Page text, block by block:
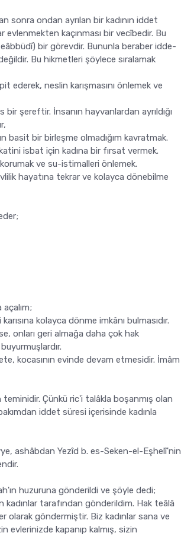
sonra ondan ayrılan bir kadının iddet
evlenmekten kaçınması bir vecîbedir. Bu
bir görevdir. Bununla beraber idde-
Bu hikmet­leri şöylece sıralamak
ederek, nes­lin karışmasını önlemek ve
şereftir. İnsanın hayvanlardan ayrıldığı
basit bir bir­leşme olmadığım kavratmak.
isbat için kadına bir fırsat vermek.
ve su-istimalleri önlemek.
hayatına tekrar ve kolayca dönebilme
kolay­ca dönme imkânı bulmasıdır.
onları geri almağa daha çok hak
kocası­nın evinde devam etmesidir. İmâm
görüştedirler.
teminidir. Çünkü ric'i talâkla boşanmış olan
iddet süresi içerisinde kadınla
ashâbdan Yezîd b. es-Seken-el-Eşhelî'nin
huzuruna gönderildi ve şöyle dedi;
kadınlar tarafından gönderildim. Hak teâlâ
olarak göndermiştir. Biz kadınlar sana ve
evleri­nizde kapanıp kalmış, sizin